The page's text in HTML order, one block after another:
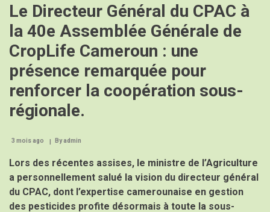
Le Directeur Général du CPAC à
la 40e Assemblée Générale de
CropLife Cameroun : une
présence remarquée pour
renforcer la coopération sous-
régionale.
3 mois ago Byadmin
Lors des récentes assises, le ministre de l’Agriculture
a personnellement salué la vision du directeur général
du CPAC, dont l’expertise camerounaise en gestion
des pesticides profite désormais à toute la sous-